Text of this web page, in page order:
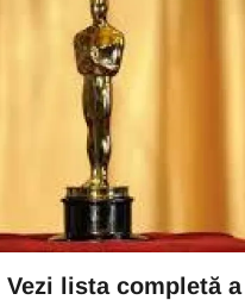
Vezi lista completă a